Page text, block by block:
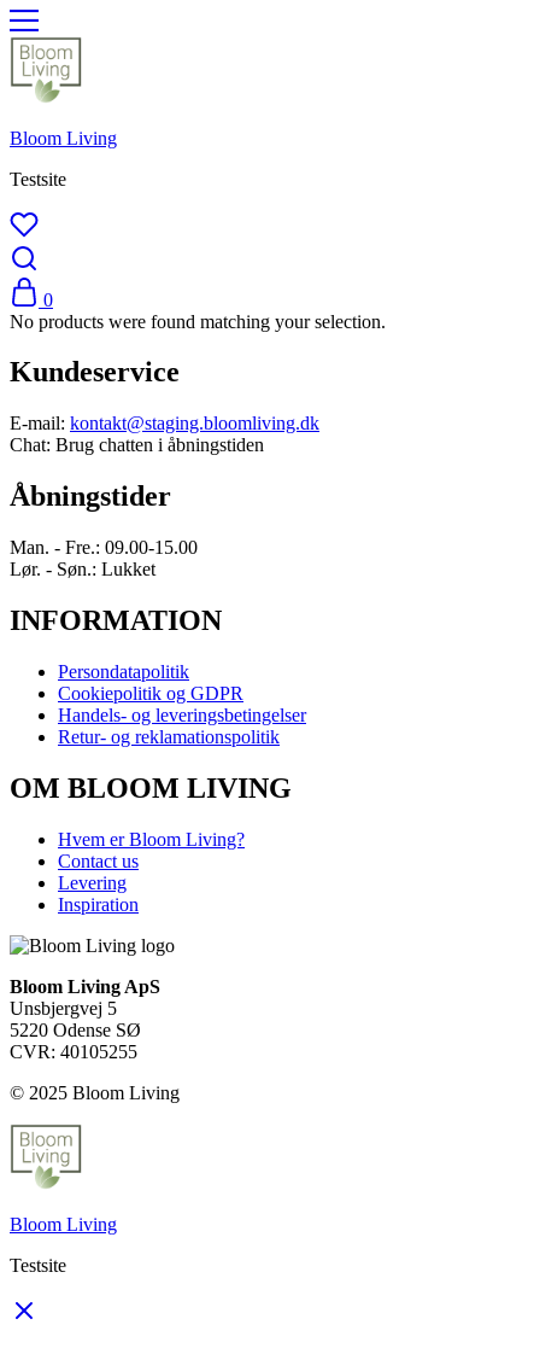
Bloom Living
Testsite
0
No products were found matching your selection.
Kundeservice
E-mail: kontakt@staging.bloomliving.dk
Chat: Brug chatten i åbningstiden
Åbningstider
Man. - Fre.: 09.00-15.00
Lør. - Søn.: Lukket
INFORMATION
Persondatapolitik
Cookiepolitik og GDPR
Handels- og leveringsbetingelser
Retur- og reklamationspolitik
OM BLOOM LIVING
Hvem er Bloom Living?
Contact us
Levering
Inspiration
Bloom Living ApS
Unsbjergvej 5
5220 Odense SØ
CVR: 40105255
© 2025 Bloom Living
Bloom Living
Testsite